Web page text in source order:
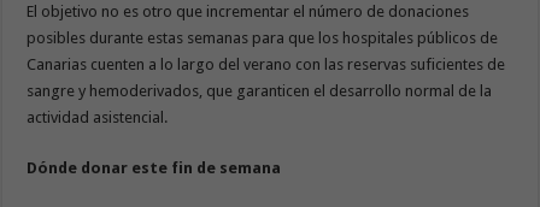
El objetivo no es otro que incrementar el número de donaciones
posibles durante estas semanas para que los hospitales públicos de
Canarias cuenten a lo largo del verano con las reservas suficientes de
sangre y hemoderivados, que garanticen el desarrollo normal de la
actividad asistencial.
Dónde donar este fin de semana